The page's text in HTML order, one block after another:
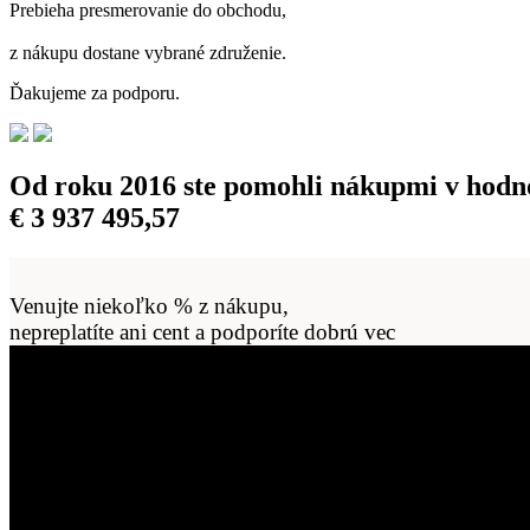
Prebieha presmerovanie do obchodu,
z nákupu dostane vybrané združenie.
Ďakujeme za podporu.
Od roku 2016 ste pomohli nákupmi v
€ 3 937 495,57
Venujte niekoľko % z nákupu,
nepreplatíte ani cent a podporíte dobrú vec